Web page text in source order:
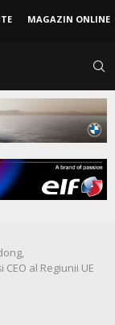
MAGAZIN ONLINE
al Regiunii UE